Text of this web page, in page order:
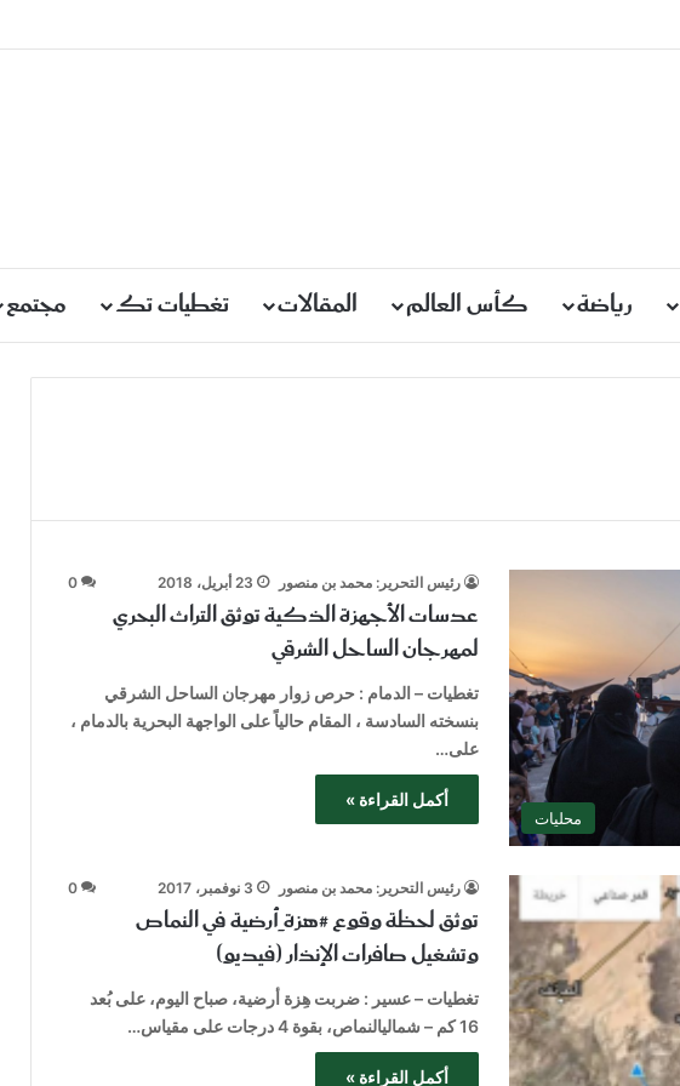
رياضة كأس العالم المقالات تغطيات تك مجتمع
محليات
رئيس التحرير: محمد بن منصور 23 أبريل، 2018 0
عدسات الأجهزة الذكية توثق التراث البحري
لمهرجان الساحل الشرقي
تغطيات – الدمام : حرص زوار مهرجان الساحل الشرقي
بنسخته السادسة ، المقام حالياً على الواجهة البحرية بالدمام ،
على…
أكمل القراءة »
رئيس التحرير: محمد بن منصور 3 نوفمبر، 2017 0
توثق لحظة وقوع #هزة_أرضية في النماص
وتشغيل صافرات الإنذار (فيديو)
تغطيات – عسير : ضربت هِزة أرضية، صباح اليوم، على بُعد
16 كم – شمالي‫النماص، بقوة 4 درجات على مقياس…
أكمل القراءة »